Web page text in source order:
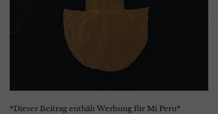
*Dieser Beitrag enthält Werbung für Mi Peru*